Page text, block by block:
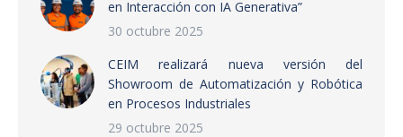
en Interacción con IA Generativa”
30 octubre 2025
CEIM realizará nueva versión del
Showroom de Automatización y Robótica
en Procesos Industriales
29 octubre 2025